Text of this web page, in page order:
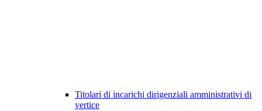
Titolari di incarichi dirigenziali amministrativi di
vertice